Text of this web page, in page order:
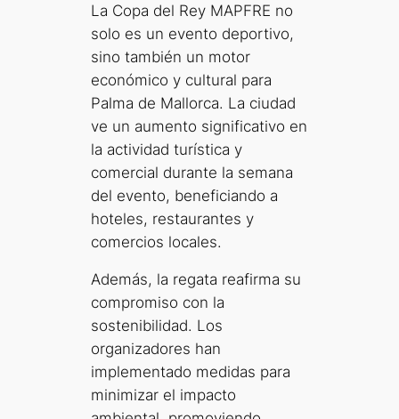
La Copa del Rey MAPFRE no
solo es un evento deportivo,
sino también un motor
económico y cultural para
Palma de Mallorca. La ciudad
ve un aumento significativo en
la actividad turística y
comercial durante la semana
del evento, beneficiando a
hoteles, restaurantes y
comercios locales.
Además, la regata reafirma su
compromiso con la
sostenibilidad. Los
organizadores han
implementado medidas para
minimizar el impacto